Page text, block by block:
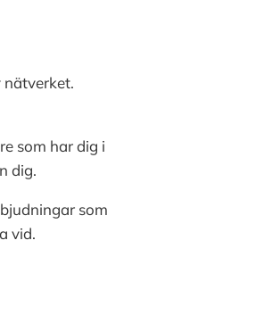
nätverket.
som har dig i
dig.
som
vid.